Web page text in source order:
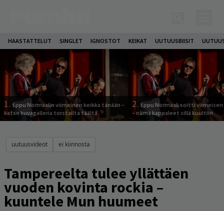
HAASTATTELUT SINGLET IGNOSTOT KEIKAT UUTUUSBIISIT
1. Eppu Normaalin viimeinen keikka tänään –
katso kuvagalleria torstailta täältä
2. Eppu Normaali soitti viimeisen
– nämä kappaleet sillä kuultiin
uutuusvideot ei kiinnosta
Tampereelta tulee yllättäen
vuoden kovinta rockia –
kuuntele Mun huumeet